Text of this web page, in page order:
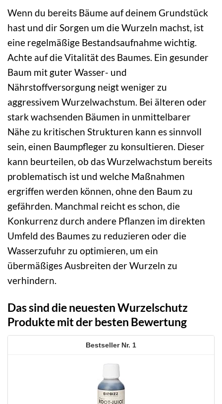
Wenn du bereits Bäume auf deinem Grundstück
hast und dir Sorgen um die Wurzeln machst, ist
eine regelmäßige Bestandsaufnahme wichtig.
Achte auf die Vitalität des Baumes. Ein gesunder
Baum mit guter Wasser- und
Nährstoffversorgung neigt weniger zu
aggressivem Wurzelwachstum. Bei älteren oder
stark wachsenden Bäumen in unmittelbarer
Nähe zu kritischen Strukturen kann es sinnvoll
sein, einen Baumpfleger zu konsultieren. Dieser
kann beurteilen, ob das Wurzelwachstum bereits
problematisch ist und welche Maßnahmen
ergriffen werden können, ohne den Baum zu
gefährden. Manchmal reicht es schon, die
Konkurrenz durch andere Pflanzen im direkten
Umfeld des Baumes zu reduzieren oder die
Wasserzufuhr zu optimieren, um ein
übermäßiges Ausbreiten der Wurzeln zu
verhindern.
Das sind die neuesten Wurzelschutz
Produkte mit der besten Bewertung
1